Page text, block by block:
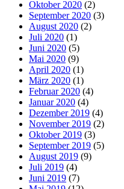
Oktober 2020 (2)
September 2020 (3)
August 2020 (2)
Juli 2020 (1)
Juni 2020 (5)
Mai 2020 (9)
April 2020 (1)
März 2020 (1)
Februar 2020 (4)
Januar 2020 (4)
Dezember 2019 (4)
November 2019 (2)
Oktober 2019 (3)
September 2019 (5)
August 2019 (9)
Juli 2019 (4)
Juni 2019 (7)